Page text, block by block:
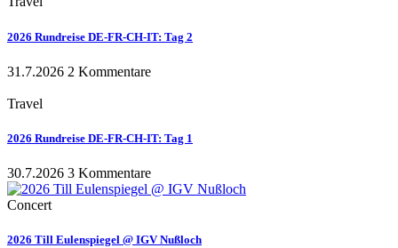
2026 Rundreise DE-FR-CH-IT: Tag 2
31.7.2026 2 Kommentare
Travel
2026 Rundreise DE-FR-CH-IT: Tag 1
30.7.2026 3 Kommentare
Concert
2026 Till Eulenspiegel @ IGV Nußloch